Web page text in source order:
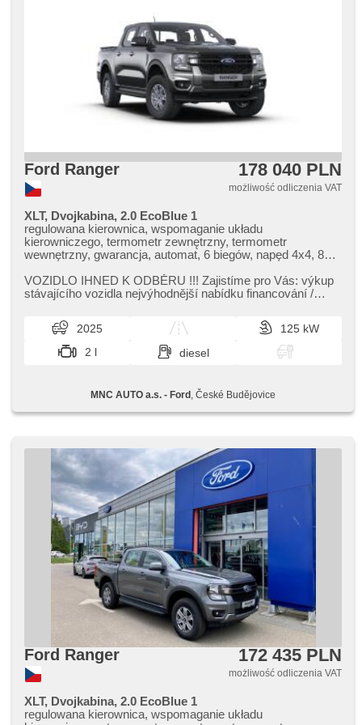
Ford Ranger 178 040 PLN
możliwość odliczenia VAT
XLT, Dvojkabina, 2.0 EcoBlue 1
regulowana kierownica, wspomaganie układu
kierowniczego, termometr zewnętrzny, termometr
wewnętrzny, gwarancja, automat, 6 biegów, napęd 4x4, 8x
(ESP), nouzové brzdění (PEBS), asistent rozjezdu do
kopce (HSA), asistent stability přívěsu (TSA), automat. blok.
jízdním pruhu, ukazatel rychlostního limitu (SLIF),
tempomat, tempomat dotrzymujący odległość, parkovací
kamera, parkovací senzory zadní, digitální příjem rádia
(DAB), Android Auto, Apple CarPlay, klimatyzacja, volba
USB, el. lusterka, el. składane lusterka, podgrzewane
lusterka, światła do jazdy dziennej, halogeny, start-stop
mech. różnicowego, hak holowniczy
VOZIDLO IHNED K ODBĚRU !!! Zajistíme pro Vás: výkup
stávajícího vozidla nejvýhodnější nabídku financování /
2025
125 kW
2 l
diesel
MNC AUTO a.s. - Ford , České Budějovice
Ford Ranger 172 435 PLN
możliwość odliczenia VAT
XLT, Dvojkabina, 2.0 EcoBlue 1
regulowana kierownica, wspomaganie układu